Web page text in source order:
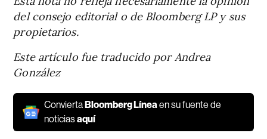
del consejo editorial o de Bloomberg LP y sus
propietarios.
Este artículo fue traducido por Andrea
González
ConviertaBloomberg Líneaen su fuente de
noticiasaquí